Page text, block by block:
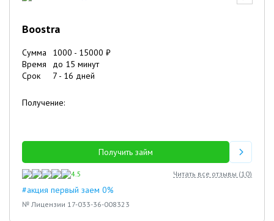
Boostra
Сумма 1000 - 15000 ₽
Время
до 15 минут
Срок
7 - 16 дней
Получение:
Получить займ
4.5 Читать все отзывы (10)
#акция первый заем 0%
№ Лицензии 17-033-36-008323